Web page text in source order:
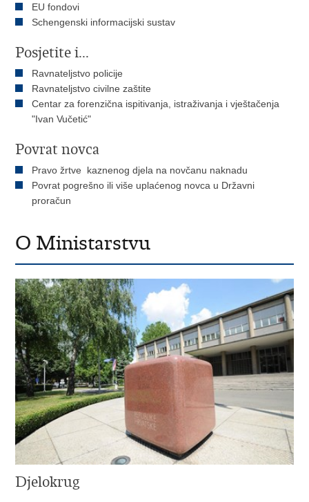
EU fondovi
Schengenski informacijski sustav
Posjetite i...
Ravnateljstvo policije
Ravnateljstvo civilne zaštite
Centar za forenzična ispitivanja, istraživanja i vještačenja
"Ivan Vučetić"
Povrat novca
Pravo žrtve kaznenog djela na novčanu naknadu
Povrat pogrešno ili više uplaćenog novca u Državni
proračun
O Ministarstvu
Djelokrug